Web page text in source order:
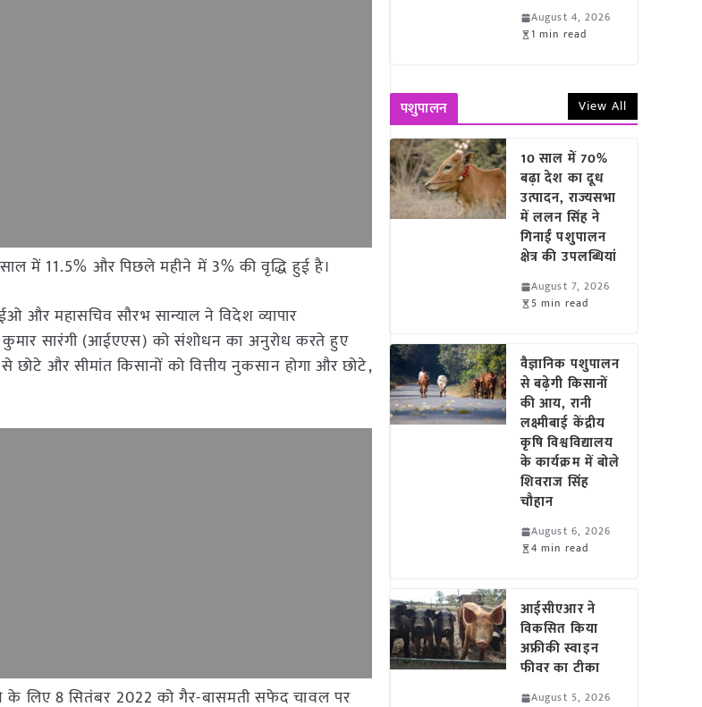
में 11.5% और पिछले महीने में 3% की वृद्धि हुई है।
और महासचिव सौरभ सान्याल ने विदेश व्यापार
कुमार सारंगी (आईएएस) को संशोधन का अनुरोध करते हुए
छोटे और सीमांत किसानों को वित्तीय नुकसान होगा और छोटे,
लिए 8 सितंबर 2022 को गैर-बासमती सफेद चावल पर
August 4, 2026
1 min read
पशुपालन View All
10 साल में 70%
बढ़ा देश का दूध
उत्पादन, राज्यसभा
में ललन सिंह ने
गिनाईं पशुपालन
क्षेत्र की उपलब्धियां
August 7, 2026
5 min read
वैज्ञानिक पशुपालन
से बढ़ेगी किसानों
की आय, रानी
लक्ष्मीबाई केंद्रीय
कृषि विश्वविद्यालय
के कार्यक्रम में बोले
शिवराज सिंह
चौहान
August 6, 2026
4 min read
आईसीएआर ने
विकसित किया
अफ्रीकी स्वाइन
फीवर का टीका
August 5, 2026